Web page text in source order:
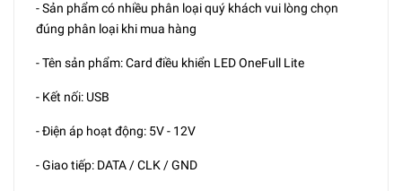
- Sản phẩm có nhiều phân loại quý khách vui lòng chọn
đúng phân loại khi mua hàng
- Tên sản phẩm: Card điều khiển LED OneFull Lite
- Kết nối: USB
- Điện áp hoạt động: 5V - 12V
- Giao tiếp: DATA / CLK / GND